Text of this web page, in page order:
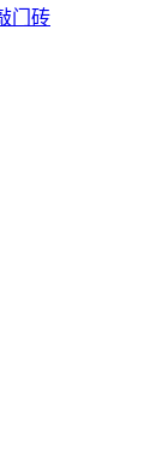
门砖